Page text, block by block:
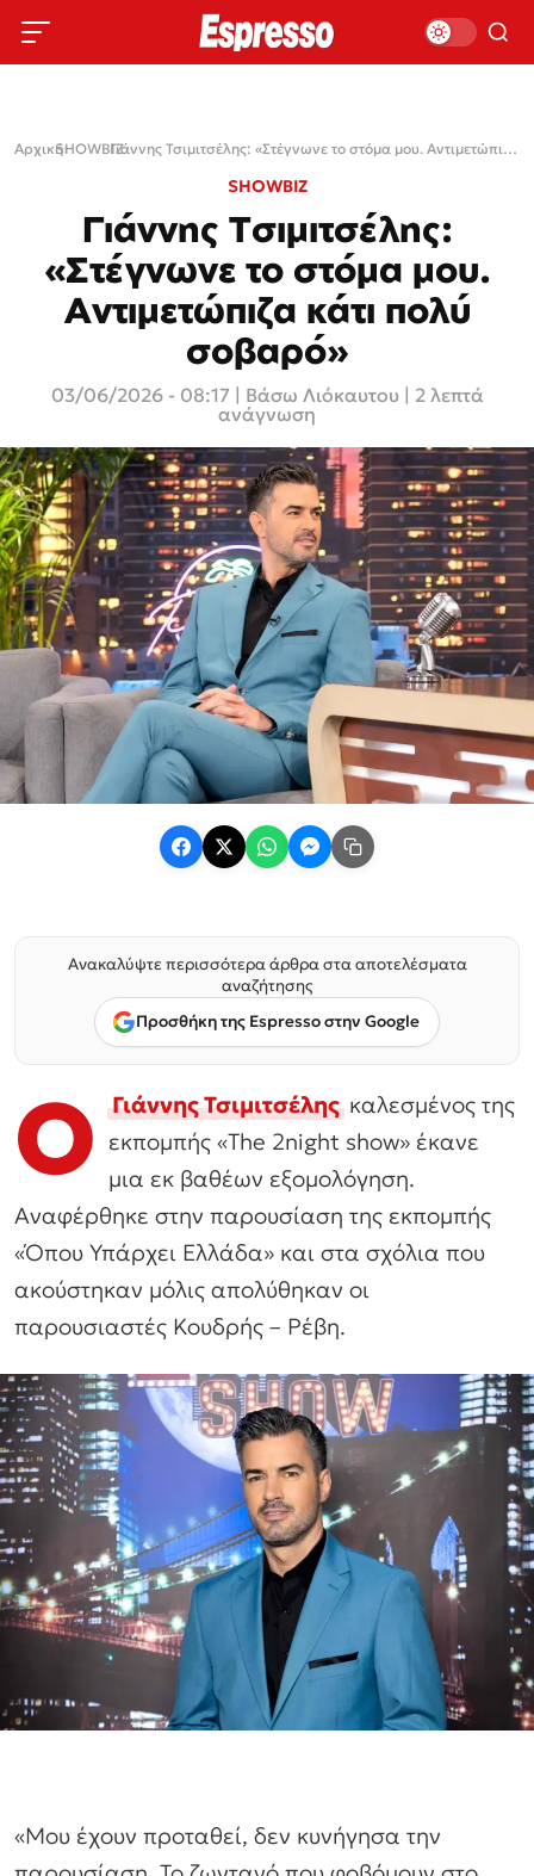
Αρχική›
SHOWBIZ› Γιάννης Τσιμιτσέλης: «Στέγνωνε το στόμα μου. Αντιμετώπιζα κάτι πολύ σοβαρό»
SHOWBIZ
Γιάννης Τσιμιτσέλης:
«Στέγνωνε το στόμα μου.
Αντιμετώπιζα κάτι πολύ
σοβαρό»
03/06/2026 - 08:17 Βάσω Λιόκαυτου
| 2 λεπτά
ανάγνωση
Ανακαλύψτε περισσότερα άρθρα στα αποτελέσματα
αναζήτησης
Προσθήκη της Espresso στην Google
Ο Γιάννης Τσιμιτσέληςκαλεσμένος της
εκπομπής «The 2night show» έκανε
μια εκ βαθέων εξομολόγηση.
Αναφέρθηκε στην παρουσίαση της εκπομπής
«Όπου Υπάρχει Ελλάδα» και στα σχόλια που
ακούστηκαν μόλις απολύθηκαν οι
παρουσιαστές Κουδρής – Ρέβη.
«Μου έχουν προταθεί, δεν κυνήγησα την